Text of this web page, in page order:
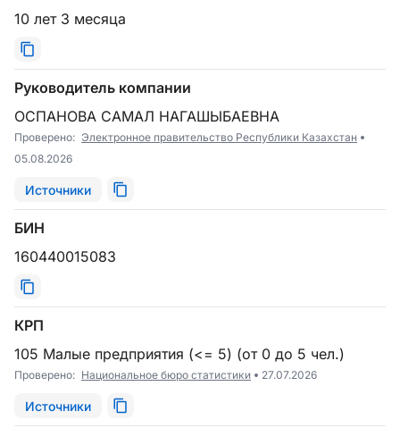
10 лет 3 месяца
Руководитель компании
ОСПАНОВА САМАЛ НАГАШЫБАЕВНА
Проверено: Электронное правительство Республики Казахстан
05.08.2026
Источники
БИН
160440015083
КРП
105 Малые предприятия (<= 5) (от 0 до 5 чел.)
Проверено: Национальное бюро статистики 27.07.2026
Источники